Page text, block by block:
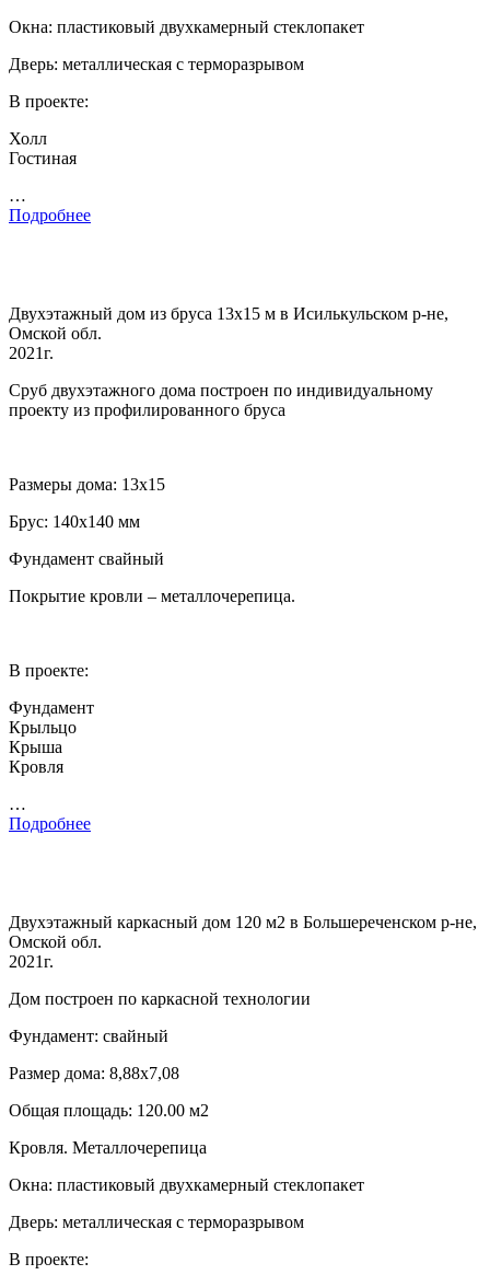
Окна: пластиковый двухкамерный стеклопакет
Дверь: металлическая с терморазрывом
В проекте:
Холл
Гостиная
…
Подробнее
Двухэтажный дом из бруса 13х15 м в Исилькульском р-не,
Омской обл.
2021г.
Сруб двухэтажного дома построен по индивидуальному
проекту из профилированного бруса
Размеры дома: 13х15
Брус: 140х140 мм
Фундамент свайный
Покрытие кровли – металлочерепица.
В проекте:
Фундамент
Крыльцо
Крыша
Кровля
…
Подробнее
Двухэтажный каркасный дом 120 м2 в Большереченском р-не,
Омской обл.
2021г.
Дом построен по каркасной технологии
Фундамент: свайный
Размер дома: 8,88х7,08
Общая площадь: 120.00 м2
Кровля. Металлочерепица
Окна: пластиковый двухкамерный стеклопакет
Дверь: металлическая с терморазрывом
В проекте: